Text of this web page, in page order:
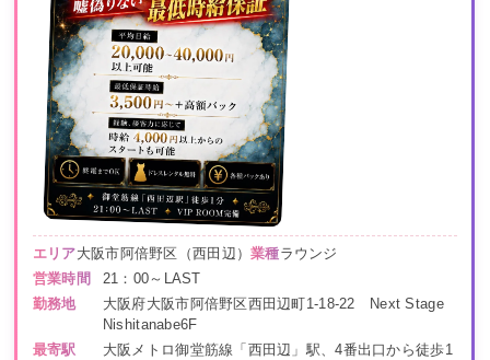
エリア大阪市阿倍野区（西田辺）業種ラウンジ
営業時間
21：00～LAST
勤務地
大阪府大阪市阿倍野区西田辺町1-18-22 Next Stage
Nishitanabe6F
最寄駅
大阪メトロ御堂筋線「西田辺」駅、4番出口から徒歩1